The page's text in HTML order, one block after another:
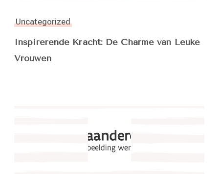
Uncategorized
Inspirerende Kracht: De Charme van Leuke
Vrouwen